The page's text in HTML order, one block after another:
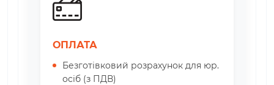
ОПЛАТА
Безготівковий розрахунок для юр.
осіб (з ПДВ)